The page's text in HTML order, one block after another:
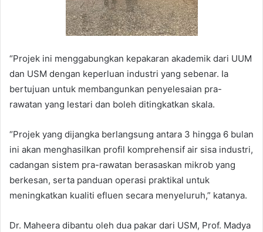
“Projek ini menggabungkan kepakaran akademik dari UUM
dan USM dengan keperluan industri yang sebenar. Ia
bertujuan untuk membangunkan penyelesaian pra-
rawatan yang lestari dan boleh ditingkatkan skala.
“Projek yang dijangka berlangsung antara 3 hingga 6 bulan
ini akan menghasilkan profil komprehensif air sisa industri,
cadangan sistem pra-rawatan berasaskan mikrob yang
berkesan, serta panduan operasi praktikal untuk
meningkatkan kualiti efluen secara menyeluruh,” katanya.
Dr. Maheera dibantu oleh dua pakar dari USM, Prof. Madya